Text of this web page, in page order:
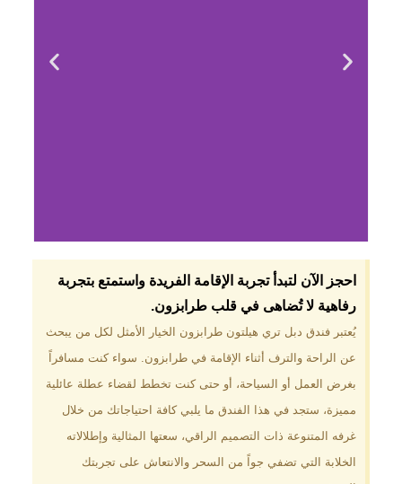
لماذا تختار فندق دبل
تري هيلتون
طرابزون؟
موقع مميز في قلب طرابزون بالقرب
من أهم المعالم السياحية. إطلالات
الخضراء. مرافق متكاملة تشمل
مسبحًا داخليًا، سبا، صالة ألعاب
رياضية، ومطاعم عالمية.
احجز الآن لتبدأ تجربة الإقامة الفريدة واستمتع بتجربة
رفاهية لا تُضاهى في قلب طرابزون.​
يُعتبر فندق دبل تري هيلتون طرابزون الخيار الأمثل لكل من يبحث
عن الراحة والترف أثناء الإقامة في طرابزون. سواء كنت مسافراً
بغرض العمل أو السياحة، أو حتى كنت تخطط لقضاء عطلة عائلية
مميزة، ستجد في هذا الفندق ما يلبي كافة احتياجاتك من خلال
غرفه المتنوعة ذات التصميم الراقي، سعتها المثالية وإطلالاته
الخلابة التي تضفي جواً من السحر والانتعاش على تجربتك